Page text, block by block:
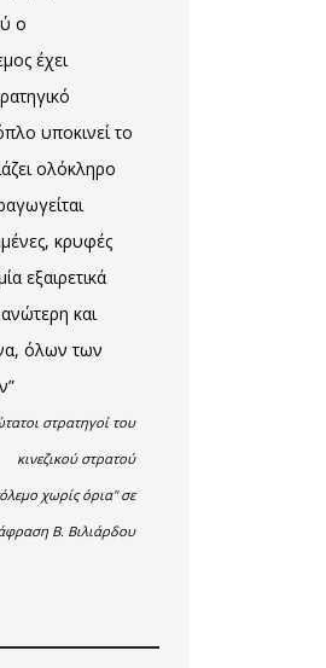
ο
έχει
υποκινεί το
ολόκληρο
κρυφές
εξαιρετικά
και
όλων των
στρατηγοί του
κινεζικού στρατού
χωρίς όρια" σε
Β. Βιλιάρδου